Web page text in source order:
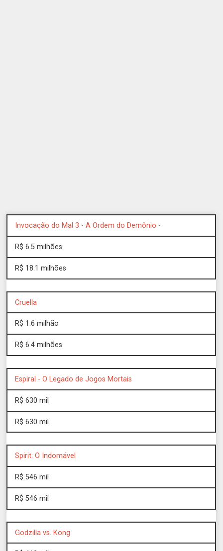
Invocação do Mal 3 - A Ordem do Demônio -
R$ 6.5 milhões
R$ 18.1 milhões
Cruella
R$ 1.6 milhão
R$ 6.4 milhões
Espiral - O Legado de Jogos Mortais
R$ 630 mil
R$ 630 mil
Spirit: O Indomável
R$ 546 mil
R$ 546 mil
Godzilla vs. Kong